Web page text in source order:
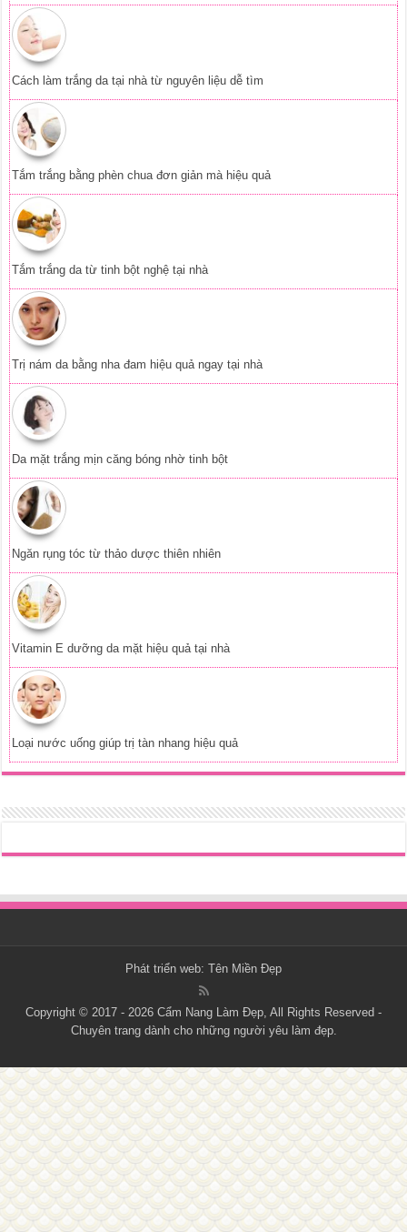
Cách làm trắng da tại nhà từ nguyên liệu dễ tìm
Tắm trắng bằng phèn chua đơn giản mà hiệu quả
Tắm trắng da từ tinh bột nghệ tại nhà
Trị nám da bằng nha đam hiệu quả ngay tại nhà
Da mặt trắng mịn căng bóng nhờ tinh bột
Ngăn rụng tóc từ thảo dược thiên nhiên
Vitamin E dưỡng da mặt hiệu quả tại nhà
Loại nước uống giúp trị tàn nhang hiệu quả
Phát triển web: Tên Miền Đẹp
Copyright © 2017 - 2026 Cẩm Nang Làm Đẹp, All Rights Reserved -
Chuyên trang dành cho những người yêu làm đẹp.